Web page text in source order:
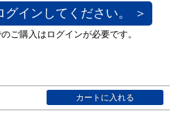
インしてください。 ＞